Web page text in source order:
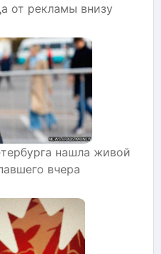
от рекламы внизу
нашла живой
вчера